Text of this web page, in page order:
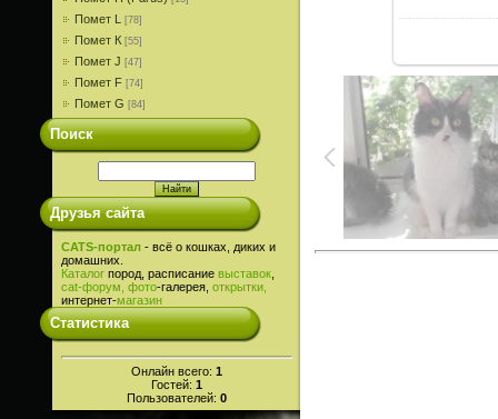
Помет L [78]
Помет К [55]
Помет J [47]
Помет F [74]
Помет G [84]
Поиск
Друзья сайта
CATS-портал - всё о кошках, диких и
домашних.
Каталог пород, расписание выставок
cat-форум, фото-галерея, открытки,
интернет-магазин
Статистика
Онлайн всего: 1
Гостей: 1
Пользователей: 0